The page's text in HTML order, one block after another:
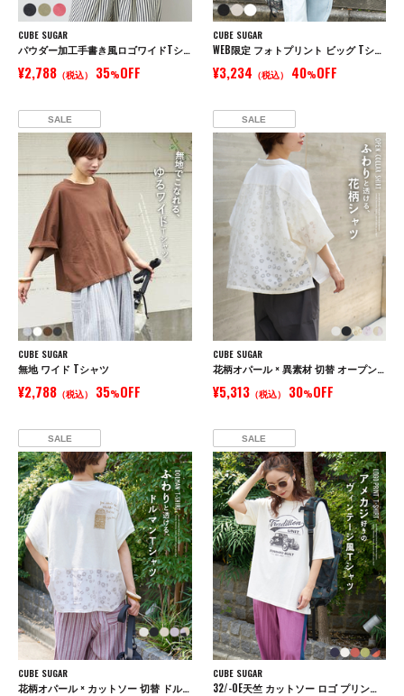
CUBE SUGAR
パウダー加工手書き風ロゴワイドTシャツ
¥2,788 （税込） 35%OFF
CUBE SUGAR
WEB限定 フォトプリント ビッグ Tシャツ
¥3,234 （税込） 40%OFF
SALE
CUBE SUGAR
無地 ワイド Tシャツ
¥2,788 （税込） 35%OFF
SALE
CUBE SUGAR
花柄オパール × 異素材 切替 オープンカラー シャツ
¥5,313（税込） 30%OFF
SALE
CUBE SUGAR
花柄オパール × カットソー 切替 ドルマン Tシャツ
SALE
CUBE SUGAR
32/-OE天竺 カットソー ロゴ プリント Tシャツ